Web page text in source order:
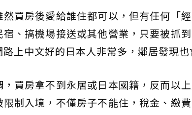
然買房後愛給誰住都可以，但有任何「
宿、搞機場接送或其他營業，只要被抓
上中文好的日本人非常多，鄰居發現也
，買房拿不到永居或日本國籍，反而以
限制入境，不僅房子不能住，稅金、繳